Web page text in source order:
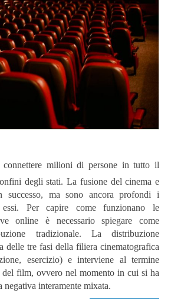
connettere milioni di persone in tutto il
degli stati. La fusione del cinema e
successo, ma sono ancora profondi i
Per capire come funzionano le
online è necessario spiegare come
tradizionale. La distribuzione
delle tre fasi della filiera cinematografica
esercizio) e interviene al termine
del film, ovvero nel momento in cui si ha
negativa interamente mixata.